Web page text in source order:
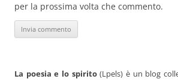
per la prossima volta che commento.
La poesia e lo spirito(Lpels) è un blog